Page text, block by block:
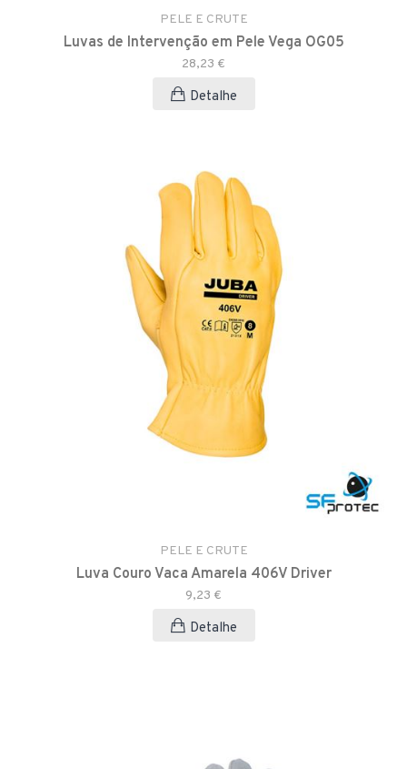
PELE E CRUTE
Luvas de Intervenção em Pele Vega OG05
28,23 €
Detalhe
PELE E CRUTE
Luva Couro Vaca Amarela 406V Driver
9,23 €
Detalhe